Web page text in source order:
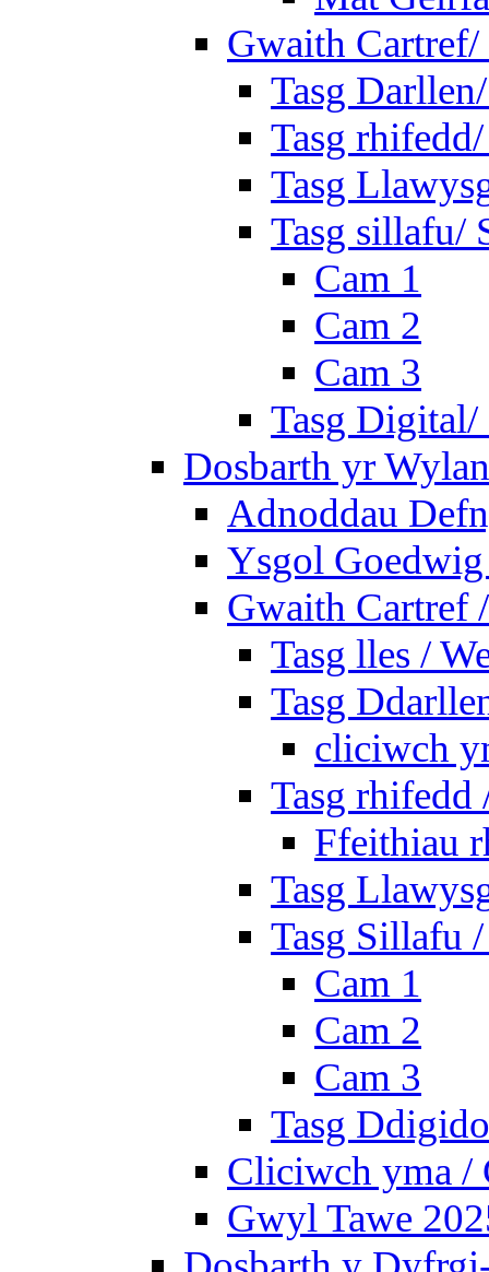
Gwaith
Tasg
Tasg
Tasg
Tasg sillafu/
Cam 1
Cam 2
Cam 3
Tasg
Dosbarth yr
Adnoddau
Ysgol
Gwaith Cartref
Tasg lles /
Tasg
cliciwch
Tasg rhifedd
Ffeithiau
Tasg
Tasg Sillafu
Cam 1
Cam 2
Cam 3
Tasg
Cliciwch yma /
Gwyl Tawe